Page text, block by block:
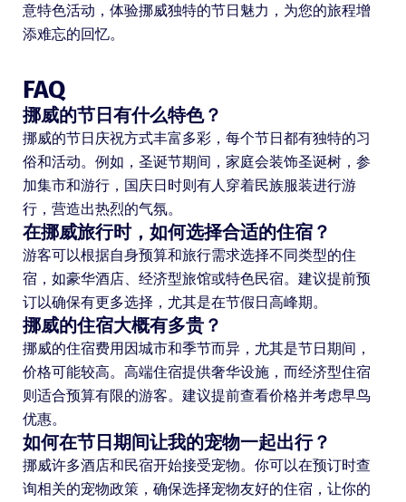
意特色活动，体验挪威独特的节日魅力，为您的旅程增
添难忘的回忆。
FAQ
挪威的节日有什么特色？
挪威的节日庆祝方式丰富多彩，每个节日都有独特的习
俗和活动。例如，圣诞节期间，家庭会装饰圣诞树，参
加集市和游行，国庆日时则有人穿着民族服装进行游
行，营造出热烈的气氛。
在挪威旅行时，如何选择合适的住宿？
游客可以根据自身预算和旅行需求选择不同类型的住
宿，如豪华酒店、经济型旅馆或特色民宿。建议提前预
订以确保有更多选择，尤其是在节假日高峰期。
挪威的住宿大概有多贵？
挪威的住宿费用因城市和季节而异，尤其是节日期间，
价格可能较高。高端住宿提供奢华设施，而经济型住宿
则适合预算有限的游客。建议提前查看价格并考虑早鸟
优惠。
如何在节日期间让我的宠物一起出行？
挪威许多酒店和民宿开始接受宠物。你可以在预订时查
询相关的宠物政策，确保选择宠物友好的住宿，让你的